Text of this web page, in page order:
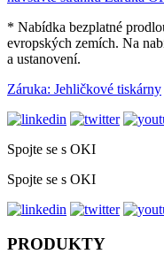
* Nabídka bezplatné
evropských zemích. Na
a ustanovení.
Záruka: Jehličkové tiskárny
Spojte se s OKI
Spojte se s OKI
PRODUKTY